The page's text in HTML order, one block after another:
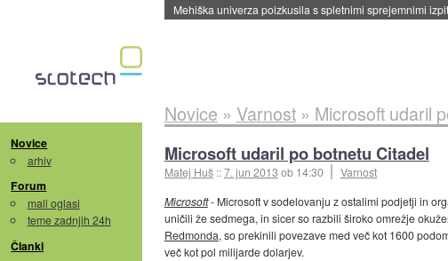
Mehiška univerza poizkusila s spletnimi sprejemnimi
Novice
arhiv
Forum
mali oglasi
teme zadnjih 24h
Članki
Novice » Varnost» Microsoft udaril
Microsoft udaril po botnetu Citadel
Matej Huš ::7. jun 2013 ob 14:30
Varnost
Microsoft- Microsoft v sodelovanju z ostalimi podjetji in
uničili že sedmega, in sicer so razbili široko omrežje
Redmonda, so prekinili povezave med več kot 1600
več kot pol milijarde dolarjev.